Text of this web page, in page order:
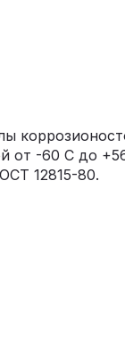
от -60 С до
12815-80.